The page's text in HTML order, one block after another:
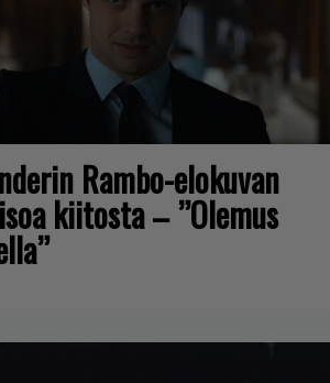
Rambo-elokuvan
kiitosta – ”Olemus